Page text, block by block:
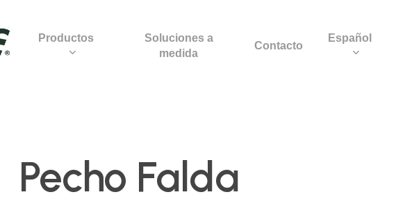
Productos
Soluciones a
medida
Contacto
Español
Pecho Falda